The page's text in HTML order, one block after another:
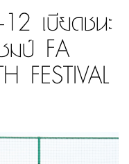
เบียดชนะ
มป์ FA
FESTIVAL